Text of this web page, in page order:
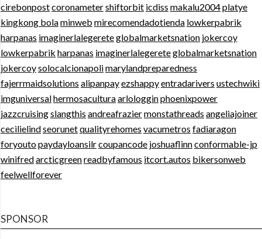
cirebonpostcoronametershiftorbit icdiss makalu2004platye
kingkong bolaminweb mirecomendadotienda lowkerpabrik
harpanas imaginerlalegereteglobalmarketsnation jokercoy
lowkerpabrik harpanas imaginerlalegereteglobalmarketsnation
jokercoysolocalcionapolimarylandpreparedness
fajerrmaidsolutions alipanpayezshappyentradarivers ustechwiki
imguniversalhermosaculturaarlologginphoenixpower
jazzcruisingslangthis andreafraziermonstathreads angeliajoiner
cecilielindseorunetqualityrehomes vacumetros fadiaragon
foryoutopaydayloansilrcoupancode joshuaflinnconformable-jp
winifredarcticgreenreadbyfamous itcort.autos bikersonweb
feelwellforever
SPONSOR